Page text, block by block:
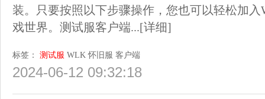
装。只要按照以下步骤操作，您也可以轻松加
戏世界。测试服客户端...[详细]
标签： 测试服 WLK 怀旧服 客户端
2024-06-12 09:32:18